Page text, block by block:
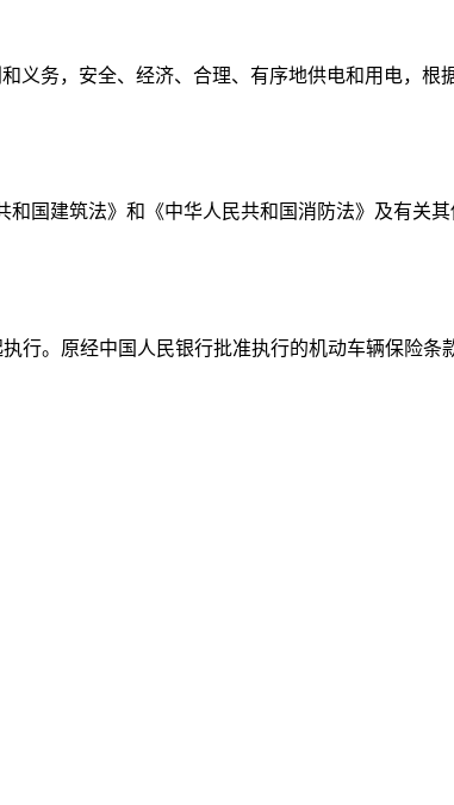
义务，安全、经济、合理、有序地供电和用电，根
建筑法》和《中华人民共和国消防法》及有关其
行。原经中国人民银行批准执行的机动车辆保险条